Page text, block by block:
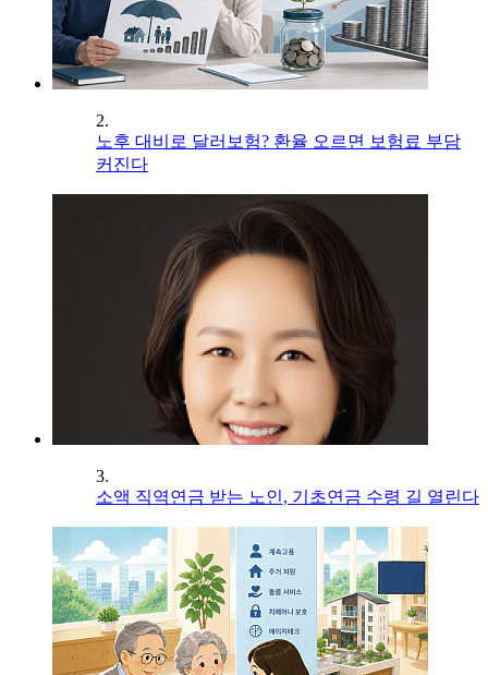
2.
노후 대비로 달러보험? 환율 오르면 보험료 부담
커진다
3.
소액 직역연금 받는 노인, 기초연금 수령 길 열린다